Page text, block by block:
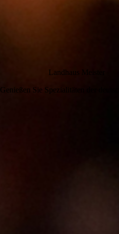
Landhaus Meister
Genießen Sie Spezialitäten der